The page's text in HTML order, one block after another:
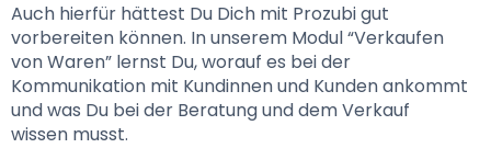
Auch hierfür hättest Du Dich mit Prozubi gut
vorbereiten können. In unserem Modul “Verkaufen
von Waren” lernst Du, worauf es bei der
Kommunikation mit Kundinnen und Kunden ankommt
und was Du bei der Beratung und dem Verkauf
wissen musst.